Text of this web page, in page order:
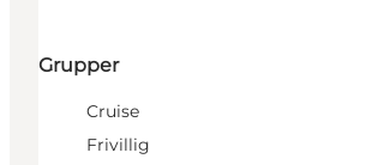
Grupper
Cruise
Frivillig